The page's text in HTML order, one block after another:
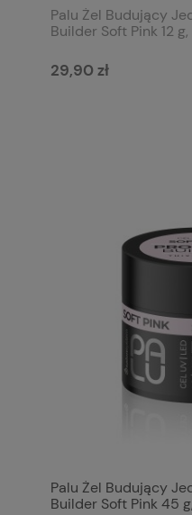
Palu Żel Budujący
Builder Soft Pink 12
29,90 zł
Palu Żel Budujący
Builder Soft Pink 45